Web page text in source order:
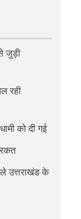
जुड़ी
रही
को दी गई
उत्तराखंड के